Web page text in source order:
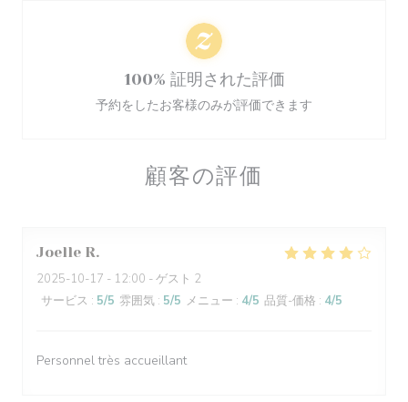
顧客の評価
Joelle R
2025-10-17 - 12:00 - ゲスト 2
サービス : 5/5 雰囲気 : 5/5 メニュー : 4/5 品質-価格 : 4/5
Personnel très accueillant
100% 証明された評価
予約をしたお客様のみが評価できます